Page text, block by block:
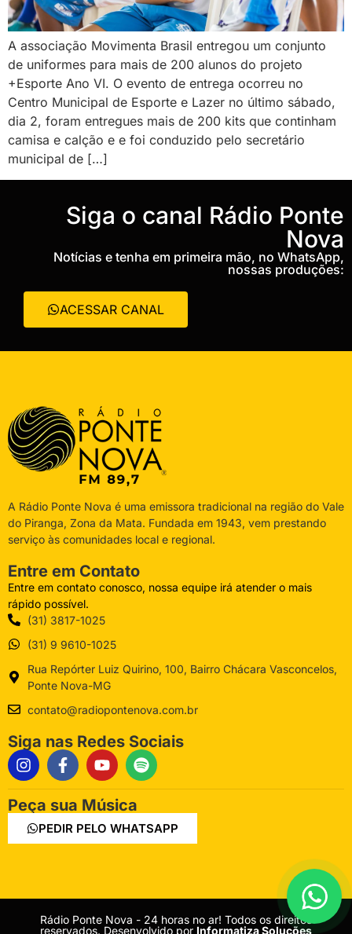
A associação Movimenta Brasil entregou um conjunto
de uniformes para mais de 200 alunos do projeto
+Esporte Ano VI. O evento de entrega ocorreu no
Centro Municipal de Esporte e Lazer no último sábado,
dia 2, foram entregues mais de 200 kits que continham
camisa e calção e e foi conduzido pelo secretário
municipal de […]
‎Siga o canal Rádio Ponte
Nova
Notícias e tenha em primeira mão, no WhatsApp,
nossas produções:
ACESSAR CANAL
A Rádio Ponte Nova é uma emissora tradicional na região do Vale
do Piranga, Zona da Mata. Fundada em 1943, vem prestando
serviço às comunidades local e regional.
Entre em Contato
Entre em contato conosco, nossa equipe irá atender o mais
rápido possível.
(31) 3817-1025
(31) 9 9610-1025
Rua Repórter Luiz Quirino, 100, Bairro Chácara Vasconcelos,
Ponte Nova-MG
contato@radiopontenova.com.br
Siga nas Redes Sociais
Peça sua Música
PEDIR PELO WHATSAPP
Rádio Ponte Nova - 24 horas no ar! Todos os direitos
reservados. Desenvolvido por Informatiza Soluções